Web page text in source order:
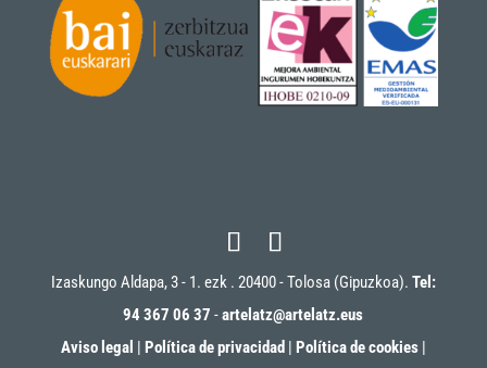
Izaskungo Aldapa, 3 - 1. ezk . 20400 - Tolosa (Gipuzkoa). Tel:
94 367 06 37 -artelatz@artelatz.eus
Aviso legal | Política de privacidad | Política de cookies|